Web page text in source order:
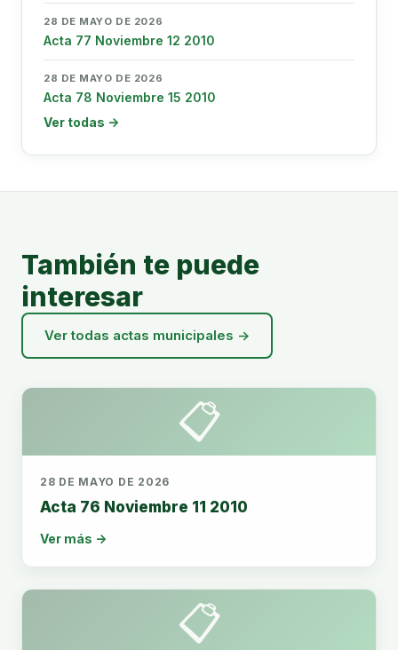
28 DE MAYO DE 2026
Acta 77 Noviembre 12 2010
28 DE MAYO DE 2026
Acta 78 Noviembre 15 2010
Ver todas →
También te puede
interesar
Ver todas actas municipales →
📋
28 DE MAYO DE 2026
Acta 76 Noviembre 11 2010
Ver más →
📋